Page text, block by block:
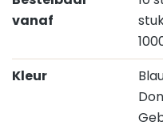
vanaf
Kleur